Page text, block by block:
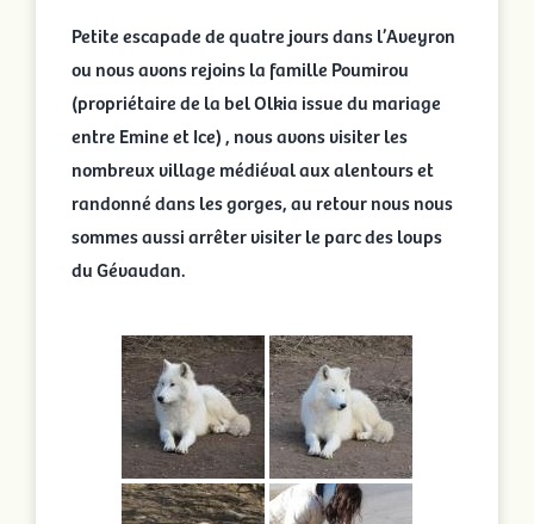
Petite escapade de quatre jours dans l’Aveyron
ou nous avons rejoins la famille Poumirou
(propriétaire de la bel Olkia issue du mariage
entre Emine et Ice) , nous avons visiter les
nombreux village médiéval aux alentours et
randonné dans les gorges, au retour nous nous
sommes aussi arrêter visiter le parc des loups
du Gévaudan.